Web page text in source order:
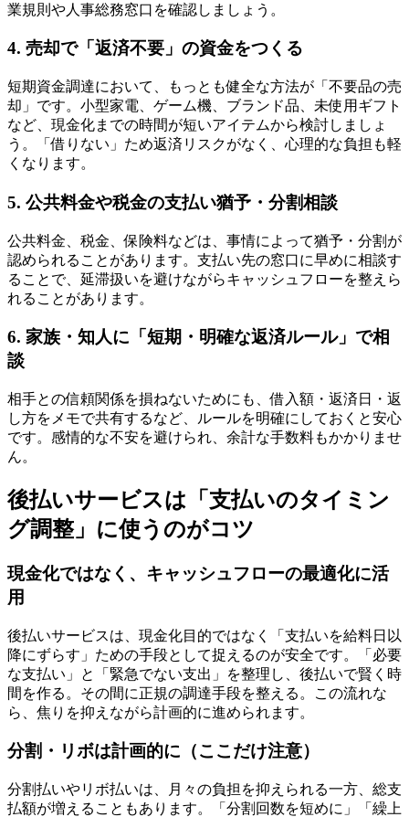
業規則や人事総務窓口を確認しましょう。
4. 売却で「返済不要」の資金をつくる
短期資金調達において、もっとも健全な方法が「不要品の売
却」です。小型家電、ゲーム機、ブランド品、未使用ギフト
など、現金化までの時間が短いアイテムから検討しましょ
う。「借りない」ため返済リスクがなく、心理的な負担も軽
くなります。
5. 公共料金や税金の支払い猶予・分割相談
公共料金、税金、保険料などは、事情によって猶予・分割が
認められることがあります。支払い先の窓口に早めに相談す
ることで、延滞扱いを避けながらキャッシュフローを整えら
れることがあります。
6. 家族・知人に「短期・明確な返済ルール」で相
談
相手との信頼関係を損ねないためにも、借入額・返済日・返
し方をメモで共有するなど、ルールを明確にしておくと安心
です。感情的な不安を避けられ、余計な手数料もかかりませ
ん。
後払いサービスは「支払いのタイミン
グ調整」に使うのがコツ
現金化ではなく、キャッシュフローの最適化に活
用
後払いサービスは、現金化目的ではなく「支払いを給料日以
降にずらす」ための手段として捉えるのが安全です。「必要
な支払い」と「緊急でない支出」を整理し、後払いで賢く時
間を作る。その間に正規の調達手段を整える。この流れな
ら、焦りを抑えながら計画的に進められます。
分割・リボは計画的に（ここだけ注意）
分割払いやリボ払いは、月々の負担を抑えられる一方、総支
払額が増えることもあります。「分割回数を短めに」「繰上